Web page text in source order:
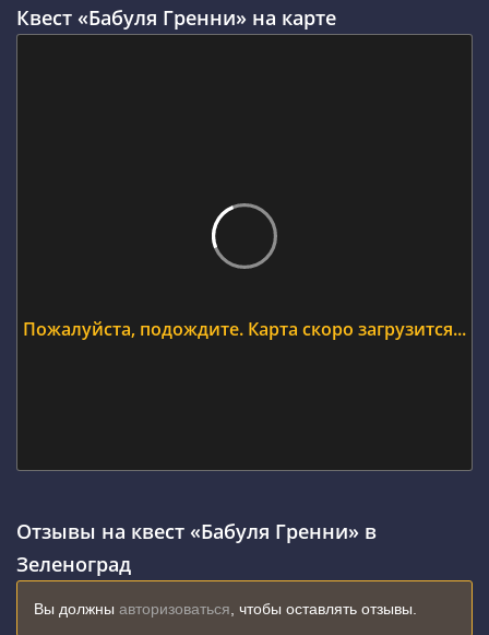
Квест «Бабуля Гренни» на карте
Пожалуйста, подождите. Карта скоро загрузится...
Отзывы на квест «Бабуля Гренни» в
Зеленоград
Вы должны авторизоваться , чтобы оставлять отзывы.